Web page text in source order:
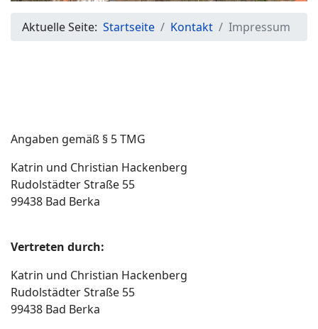
Aktuelle Seite: Startseite Kontakt Impressum
Angaben gemäß § 5 TMG
Katrin und Christian Hackenberg
Rudolstädter Straße 55
99438 Bad Berka
Vertreten durch:
Katrin und Christian Hackenberg
Rudolstädter Straße 55
99438 Bad Berka